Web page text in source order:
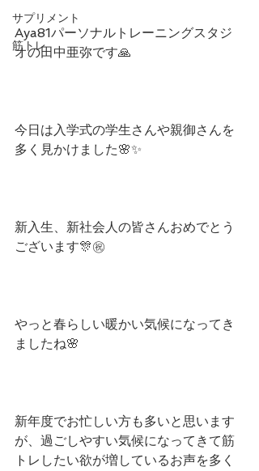
サプリメント
筋トレ
Aya81パーソナルトレーニングスタジ
オの田中亜弥です🙏
今日は入学式の学生さんや親御さんを
多く見かけました🌸✨
新入生、新社会人の皆さんおめでとう
ございます🎊㊗
やっと春らしい暖かい気候になってき
ましたね🌸
新年度でお忙しい方も多いと思います
が、過ごしやすい気候になってきて筋
トレしたい欲が増しているお声を多く